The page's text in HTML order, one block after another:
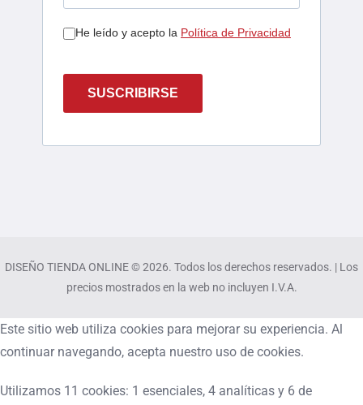
He leído y acepto la Política de Privacidad
SUSCRIBIRSE
DISEÑO TIENDA ONLINE © 2026. Todos los derechos reservados. | Los
precios mostrados en la web no incluyen I.V.A.
Este sitio web utiliza cookies para mejorar su experiencia. Al
continuar navegando, acepta nuestro uso de cookies.
Utilizamos 11 cookies: 1 esenciales, 4 analíticas y 6 de